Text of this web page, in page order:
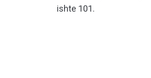
ishte 101.